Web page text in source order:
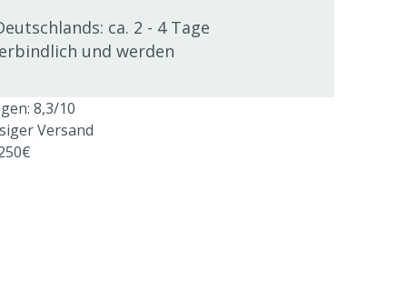
ca. 2 - 4 Tage
und werden
8,3/10
Versand